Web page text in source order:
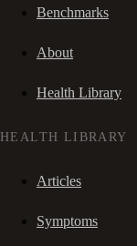
Benchmarks
About
Health Library
HEALTH LIBRARY
Articles
Symptoms